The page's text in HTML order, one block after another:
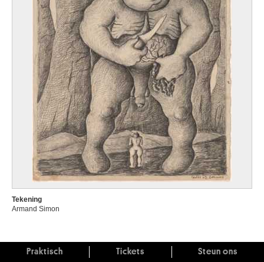
Tekening
Armand Simon
Praktisch Tickets Steun ons